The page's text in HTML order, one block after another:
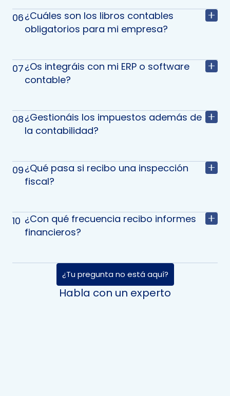
06¿Cuáles son los libros contables
obligatorios para mi empresa?
07¿Os integráis con mi ERP o software
contable?
08¿Gestionáis los impuestos además de
la contabilidad?
09¿Qué pasa si recibo una inspección
fiscal?
10 ¿Con qué frecuencia recibo informes
financieros?
¿Tu pregunta no está aquí?
Habla con un experto